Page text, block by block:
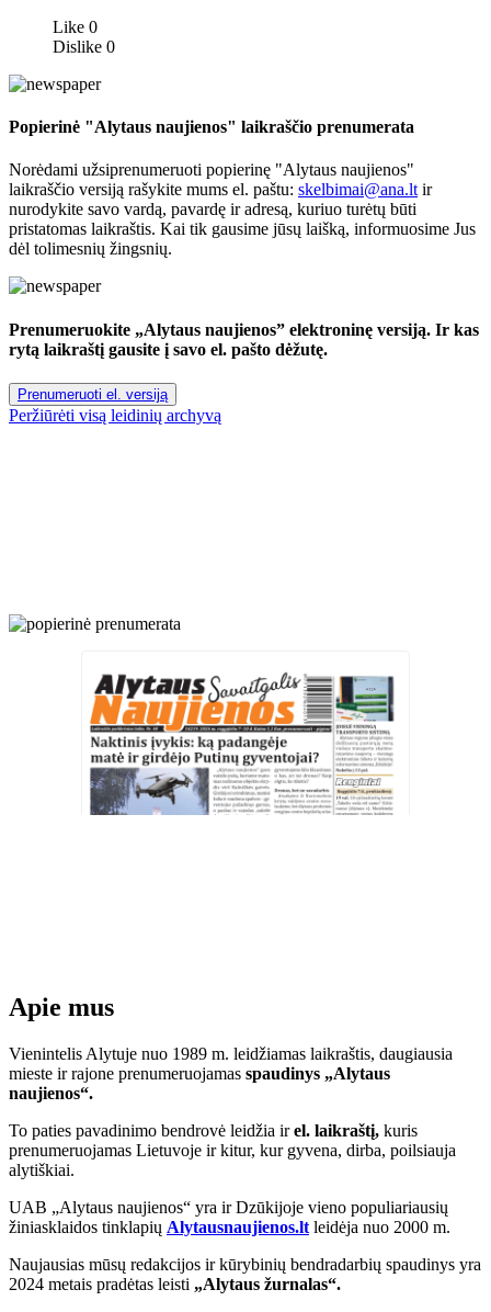
Like 0
Dislike 0
Popierinė "Alytaus naujienos" laikraščio prenumerata
Norėdami užsiprenumeruoti popierinę "Alytaus naujienos"
laikraščio versiją rašykite mums el. paštu: skelbimai@ana.lt ir
nurodykite savo vardą, pavardę ir adresą, kuriuo turėtų būti
pristatomas laikraštis. Kai tik gausime jūsų laišką, informuosime Jus
dėl tolimesnių žingsnių.
Prenumeruokite „Alytaus naujienos” elektroninę versiją. Ir kas
rytą laikraštį gausite į savo el. pašto dėžutę.
Prenumeruoti el. versiją
Peržiūrėti visą leidinių archyvą
Apie mus
Vienintelis Alytuje nuo 1989 m. leidžiamas laikraštis, daugiausia
mieste ir rajone prenumeruojamas spaudinys „Alytaus
naujienos“.
To paties pavadinimo bendrovė leidžia irel. laikraštį, kuris
prenumeruojamas Lietuvoje ir kitur, kur gyvena, dirba, poilsiauja
alytiškiai.
UAB „Alytaus naujienos“ yra ir Dzūkijoje vieno populiariausių
žiniasklaidos tinklapių Alytausnaujienos.lt leidėja nuo 2000 m.
Naujausias mūsų redakcijos ir kūrybinių bendradarbių spaudinys yra
2024 metais pradėtas leisti „Alytaus žurnalas“.